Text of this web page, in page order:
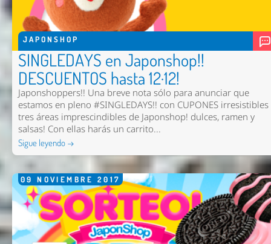
JAPONSHOP
SINGLEDAYS en Japonshop!!
DESCUENTOS hasta 12·12!
Japonshoppers!! Una breve nota sólo para anunciar que
estamos en pleno #SINGLEDAYS!! con CUPONES irresistibles
tres áreas imprescindibles de Japonshop! dulces, ramen y
salsas! Con ellas harás un carrito...
Sigue leyendo →
09 NOVIEMBRE 2017